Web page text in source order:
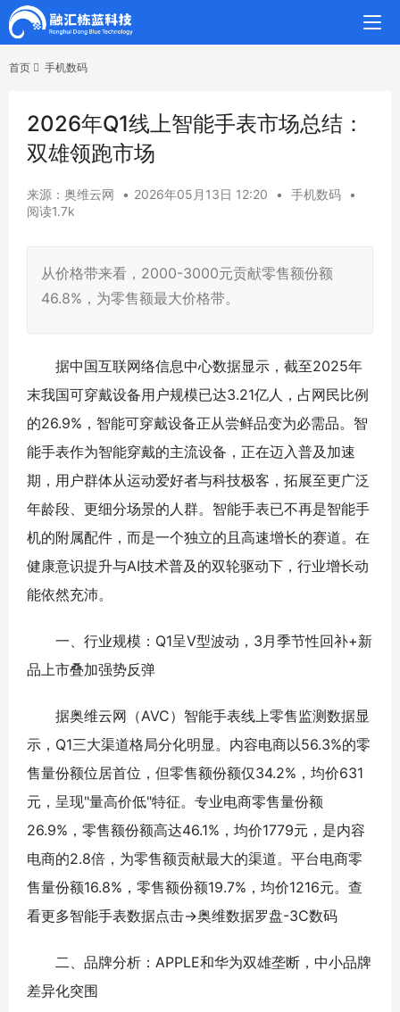
首页 手机数码
2026年Q1线上智能手表市场总结：
双雄领跑市场
来源：奥维云网 • 2026年05月13日 12:20 • 手机数码
•
阅读1.7k
从价格带来看，2000-3000元贡献零售额份额
46.8%，为零售额最大价格带。
据中国互联网络信息中心数据显示，截至2025年
末我国可穿戴设备用户规模已达3.21亿人，占网民比例
的26.9%，智能可穿戴设备正从尝鲜品变为必需品。智
能手表作为智能穿戴的主流设备，正在迈入普及加速
期，用户群体从运动爱好者与科技极客，拓展至更广泛
年龄段、更细分场景的人群。智能手表已不再是智能手
机的附属配件，而是一个独立的且高速增长的赛道。在
健康意识提升与AI技术普及的双轮驱动下，行业增长动
能依然充沛。
一、行业规模：Q1呈V型波动，3月季节性回补+新
品上市叠加强势反弹
据奥维云网（AVC）智能手表线上零售监测数据显
示，Q1三大渠道格局分化明显。内容电商以56.3%的零
售量份额位居首位，但零售额份额仅34.2%，均价631
元，呈现"量高价低"特征。专业电商零售量份额
26.9%，零售额份额高达46.1%，均价1779元，是内容
电商的2.8倍，为零售额贡献最大的渠道。平台电商零
售量份额16.8%，零售额份额19.7%，均价1216元。查
看更多智能手表数据点击→奥维数据罗盘-3C数码
二、品牌分析：APPLE和华为双雄垄断，中小品牌
差异化突围